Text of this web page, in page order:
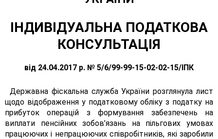
ІНДИВІДУАЛЬНА ПОДАТКОВА
КОНСУЛЬТАЦІЯ
від 24.04.2017 р. № 5/6/99-99-15-02-02-15/ІПК
Державна фіскальна служба України розглянула лист
щодо відображення у податковому обліку з податку на
прибуток операцій з формування забезпечень на
виплати пенсійних зобов’язань на пільгових умовах
працюючих і непрацюючих співробітників, які заробили